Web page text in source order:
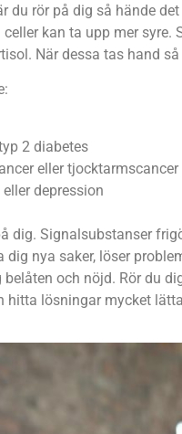
du rör på dig så hände
kan ta upp mer
När dessa tas hand
2 diabetes
eller tjocktarmscancer
depression
dig. Signalsubstanser
nya saker, löser
och nöjd. Rör du
lösningar mycket